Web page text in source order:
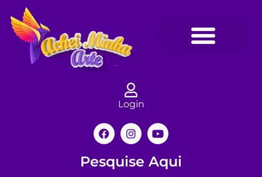
Login
Pesquise Aqui